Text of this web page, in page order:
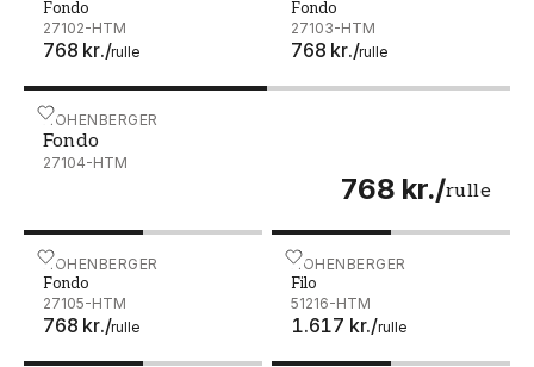
Fondo
27102-HTM
768 kr./rulle
Fondo
27103-HTM
768 kr./rulle
HOHENBERGER
Fondo
27104-HTM
768 kr./rulle
Fondo - 27104-HTM
HOHENBERGER
Fondo
27105-HTM
768 kr./rulle
Fondo - 27105-HTM HOHENBERGER
Filo
51216-HTM
1.617 kr./rulle
Filo - 51216-HTM